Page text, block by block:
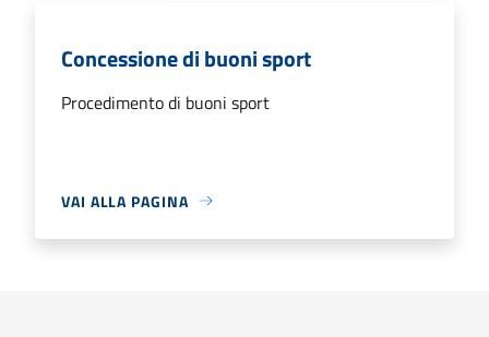
Concessione di buoni sport
Procedimento di buoni sport
VAI ALLA PAGINA